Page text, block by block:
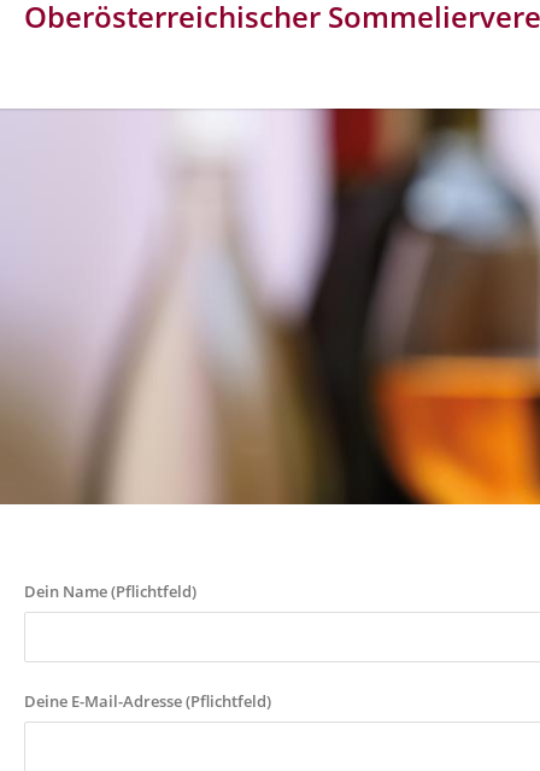
Oberösterreichischer
Dein Name (Pflichtfeld)
Deine E-Mail-Adresse (Pflichtfeld)